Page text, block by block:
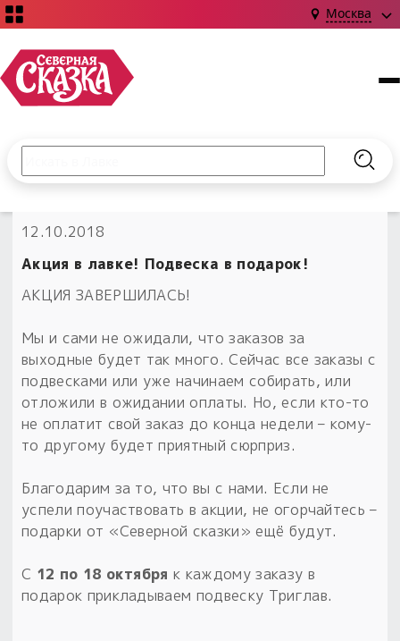
Москва
НОВИНКИ!
Книги
Издания о Славянской культуре и ведовстве
Коллекции
Наборы для курсов и книг
Обереги славян нательные
Обереги для дома и машины
Обрядовые предметы
Готовые заговоры и обряды
Сундучок
Сказки
Гадание
Библиография
Об авторе и издательстве
Наборы для книг
Электронные книги
С чего начать?
Материалы
Для алтаря
Расходные материалы
Гадание он-лайн
30 вариантов раскладов по системе Рез Рода:
Новинки ›
Для чего:
Предметы
Магические наборы
Для алтаря
Расходные материалы
С чего начать?
Новые книги
в лавке!
Введите текст и нажмите кнопку «Найти», чтобы
12.10.2018
Акция в лавке! Подвеска в подарок!
АКЦИЯ ЗАВЕРШИЛАСЬ!
Мы и сами не ожидали, что заказов за
выходные будет так много. Сейчас все заказы с
подвесками или уже начинаем собирать, или
отложили в ожидании оплаты. Но, если кто-то
не оплатит свой заказ до конца недели – кому-
то другому будет приятный сюрприз.
Благодарим за то, что вы с нами. Если не
успели поучаствовать в акции, не огорчайтесь –
подарки от «Северной сказки» ещё будут.
С 12 по 18 октябряк каждому заказу в
подарок прикладываем подвеску Триглав.